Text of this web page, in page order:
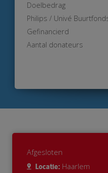
Doelbedrag
Philips / Univé
Gefinancierd
Aantal donateurs
Afgesloten
Locatie: Haarlem